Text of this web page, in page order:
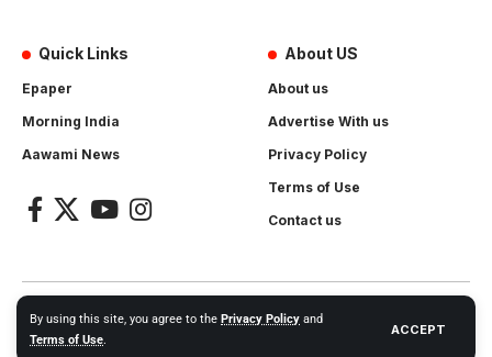
By using this site, you agree to the Privacy Policy and
Terms of Use.
ACCEPT
Quick Links
Epaper
Morning India
Aawami News
About US
About us
Advertise With us
Privacy Policy
Terms of Use
Contact us
2024- All Rights Reserved.Live 7 tv. Website Created by and